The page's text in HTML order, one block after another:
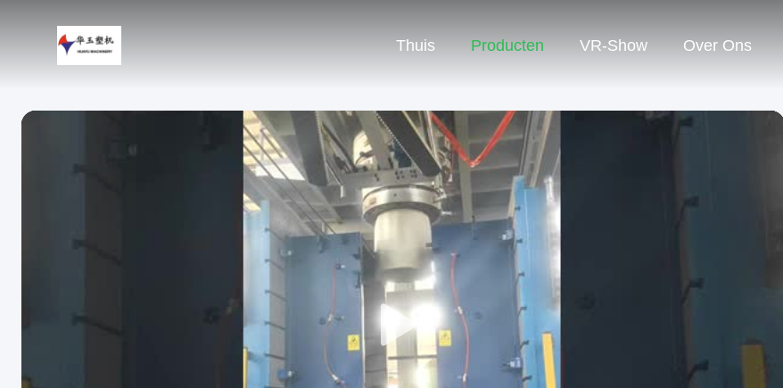
Thuis Producten VR-Show Over Ons